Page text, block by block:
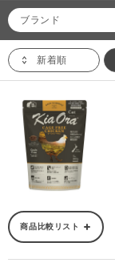
ブランド
新着順
商品比較リスト